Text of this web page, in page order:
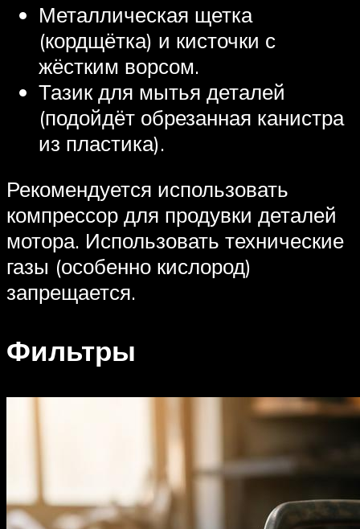
Металлическая щетка
(кордщётка) и кисточки с
жёстким ворсом.
Тазик для мытья деталей
(подойдёт обрезанная канистра
из пластика).
Рекомендуется использовать
компрессор для продувки деталей
мотора. Использовать технические
газы (особенно кислород)
запрещается.
Фильтры